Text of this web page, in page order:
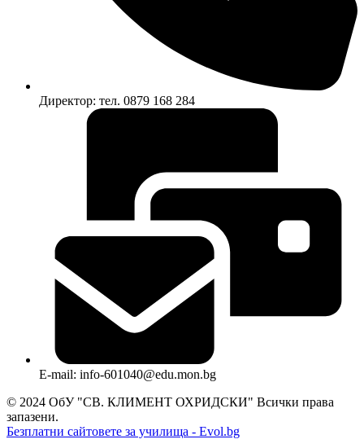
Директор: тел. 0879 168 284
E-mail: info-601040@edu.mon.bg
© 2024 ОбУ "СВ. КЛИМЕНТ ОХРИДСКИ" Всички права
запазени.
Безплатни сайтовете за училища - Evol.bg